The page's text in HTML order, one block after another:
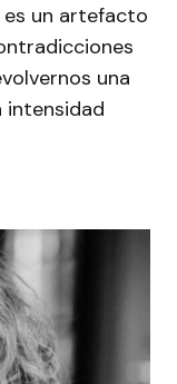
es un artefacto
una
intensidad